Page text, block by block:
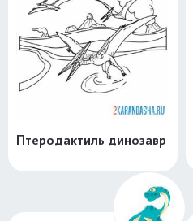
Птеродактиль динозавр